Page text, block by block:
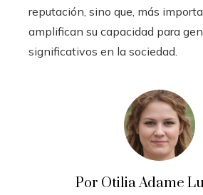
reputación, sino que, más
amplifican su capacidad para
significativos en la sociedad.
Por Otilia Adame